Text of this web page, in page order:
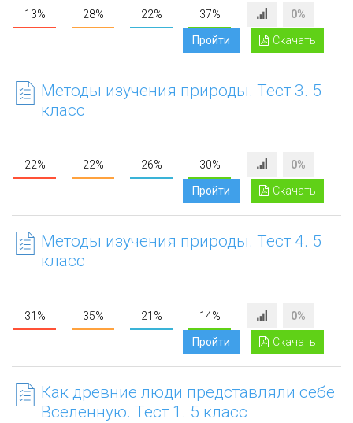
13% 28% 22% 37% 0%
Скачать
Пройти
Методы изучения природы. Тест 3. 5
класс
22% 22% 26% 30% 0%
Скачать
Пройти
Методы изучения природы. Тест 4. 5
класс
31% 35% 21% 14% 0%
Скачать
Пройти
Как древние люди представляли себе
Вселенную. Тест 1. 5 класс